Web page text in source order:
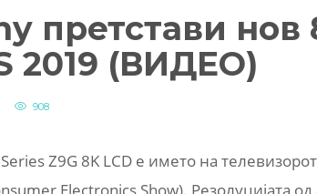
претстави нов
2019 (ВИДЕО)
908
Z9G 8K LCD е името на